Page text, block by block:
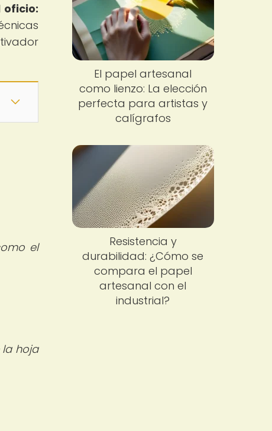
oficio:
el
hoja
El papel artesanal
como lienzo: La elección
perfecta para artistas y
calígrafos
Resistencia y
durabilidad: ¿Cómo se
compara el papel
artesanal con el
industrial?